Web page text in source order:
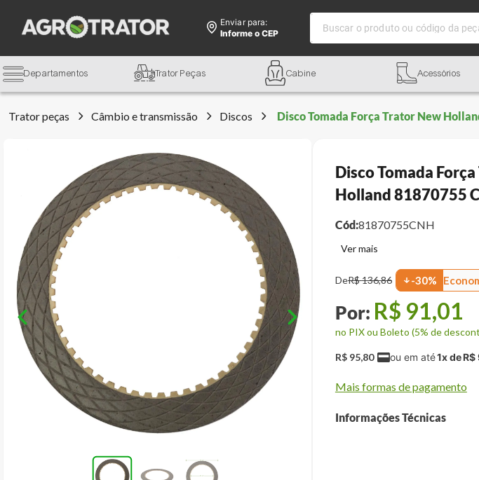
Enviar para:
Informe o CEP
Buscar o produto ou código da
Departamentos Trator Peças Cabine Acessórios
Trator peças Câmbio e transmissão Discos Disco Tomada Força Trator New
Disco Tomada
Holland 81870755
Cód:81870755CNH
DeR$136,86 -30%
R$ 91,01
no PIX ou Boleto (5% de
R$ 95,80 1x deR$
Mais formas de pagamento
Informações Técnicas